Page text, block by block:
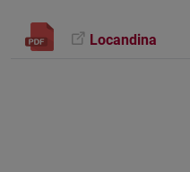
Locandina